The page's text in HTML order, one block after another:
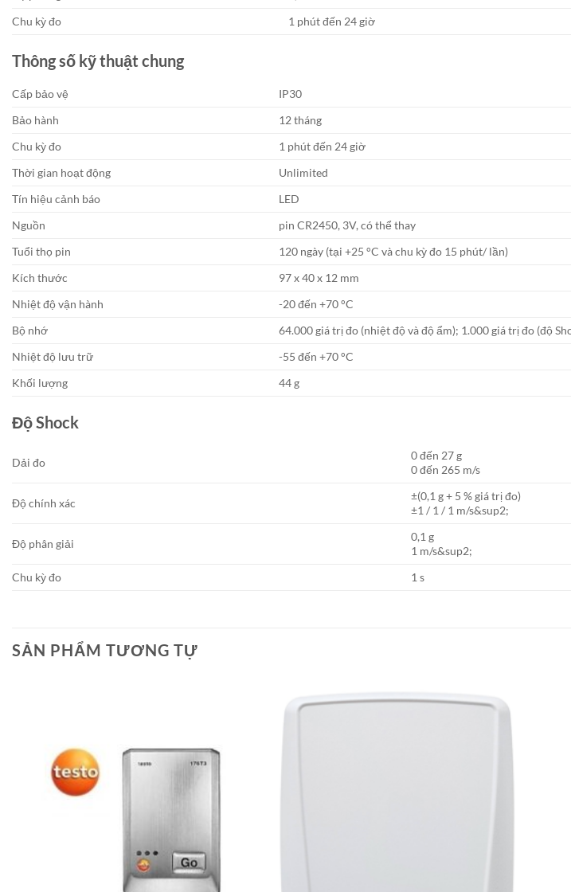
Chu kỳ đo
1 phút đến 24 giờ
Thông số kỹ thuật chung
Cấp bảo vệ
IP30
Bảo hành
12 tháng
Chu kỳ đo
1 phút đến 24 giờ
Thời gian hoạt động
Unlimited
Tín hiệu cảnh báo
LED
Nguồn
pin CR2450, 3V, có thể thay
Tuổi thọ pin
120 ngày (tại +25 °C và chu kỳ đo 15 phút/ lần)
Kích thước
97 x 40 x 12 mm
Nhiệt độ vận hành
-20 đến +70 °C
Bộ nhớ
64.000 giá trị đo (nhiệt độ và độ ẩm); 1.000 giá trị đo (độ
Nhiệt độ lưu trữ
-55 đến +70 °C
Khối lượng
44 g
Độ Shock
Dải đo
0 đến 27 g
0 đến 265 m/s
Độ chính xác
±(0,1 g + 5 % giá trị đo)
±1 / 1 / 1 m/s&sup2;
Độ phân giải
0,1 g
1 m/s&sup2;
Chu kỳ đo
1 s
SẢN PHẨM TƯƠNG TỰ